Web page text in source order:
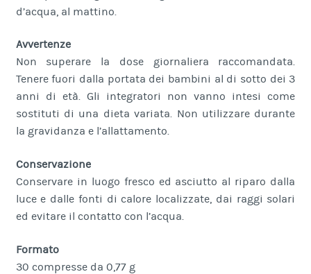
d’acqua, al mattino.
Avvertenze
Non superare la dose giornaliera raccomandata.
Tenere fuori dalla portata dei bambini al di sotto dei 3
anni di età. Gli integratori non vanno intesi come
sostituti di una dieta variata. Non utilizzare durante
la gravidanza e l’allattamento.
Conservazione
Conservare in luogo fresco ed asciutto al riparo dalla
luce e dalle fonti di calore localizzate, dai raggi solari
ed evitare il contatto con l’acqua.
Formato
30 compresse da 0,77 g